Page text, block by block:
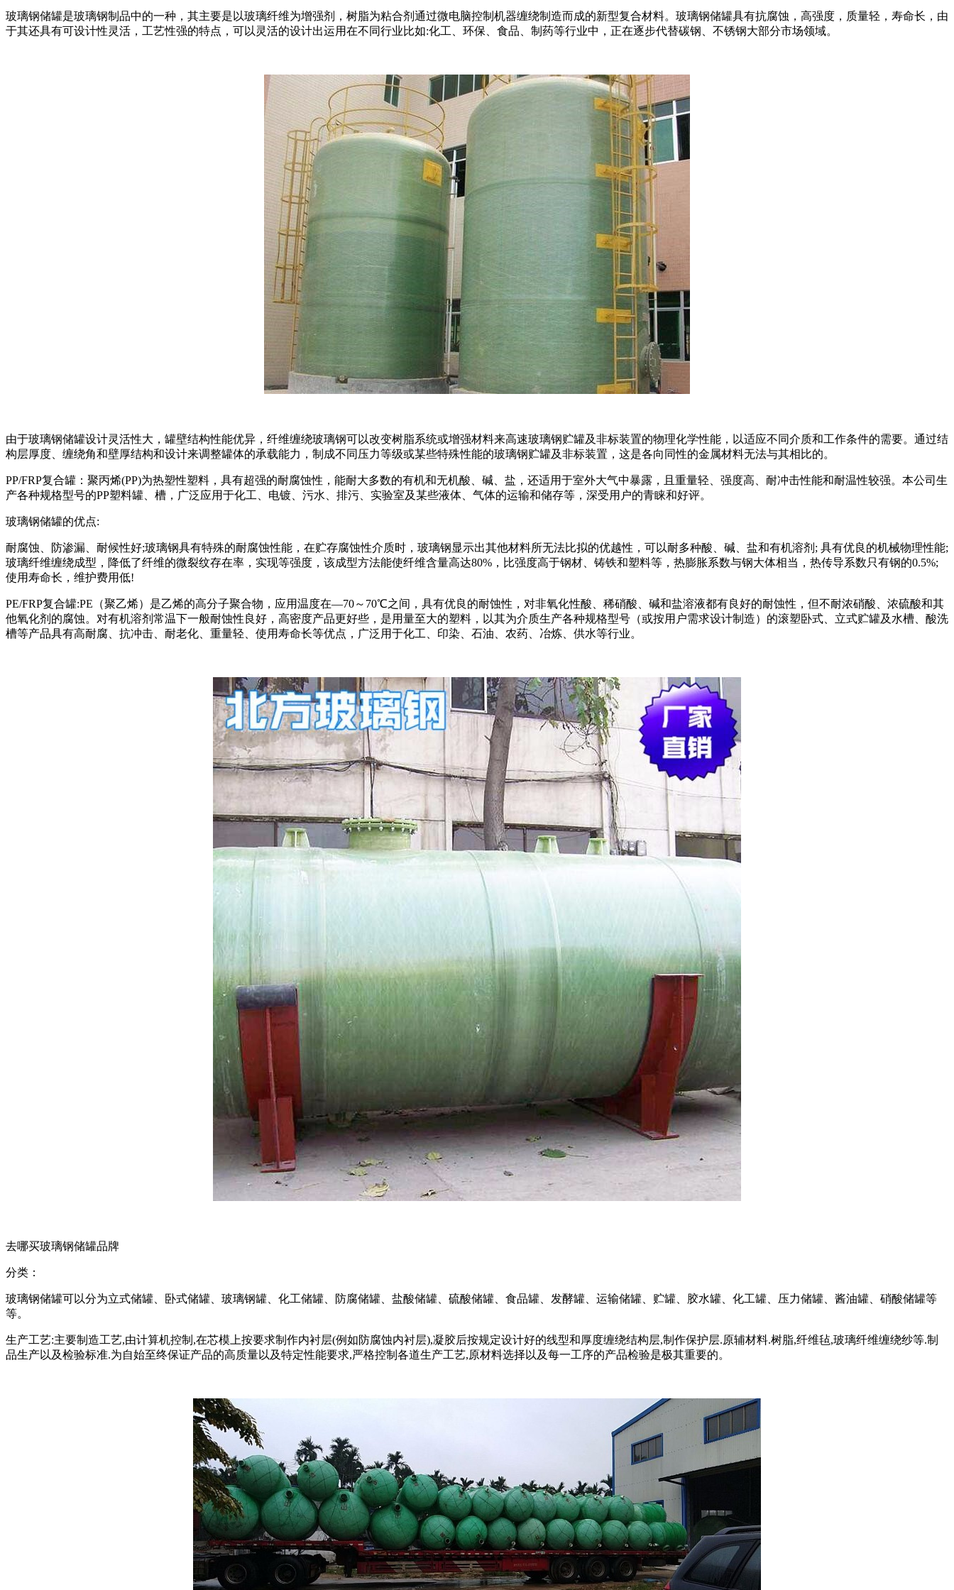
玻璃钢储罐是玻璃钢制品中的一种，其主要是以玻璃纤维为增强剂，树脂为粘合剂通过微电脑控制机器缠绕制造而成的新型复合材料。玻璃钢储罐具有抗腐蚀，高强度，质量轻，寿命长，由
于其还具有可设计性灵活，工艺性强的特点，可以灵活的设计出运用在不同行业比如:化工、环保、食品、制药等行业中，正在逐步代替碳钢、不锈钢大部分市场领域。
由于玻璃钢储罐设计灵活性大，罐壁结构性能优异，纤维缠绕玻璃钢可以改变树脂系统或增强材料来高速玻璃钢贮罐及非标装置的物理化学性能，以适应不同介质和工作条件的需要。通过结
构层厚度、缠绕角和壁厚结构和设计来调整罐体的承载能力，制成不同压力等级或某些特殊性能的玻璃钢贮罐及非标装置，这是各向同性的金属材料无法与其相比的。
PP/FRP复合罐：聚丙烯(PP)为热塑性塑料，具有超强的耐腐蚀性，能耐大多数的有机和无机酸、碱、盐，还适用于室外大气中暴露，且重量轻、强度高、耐冲击性能和耐温性较强。本公司生
产各种规格型号的PP塑料罐、槽，广泛应用于化工、电镀、污水、排污、实验室及某些液体、气体的运输和储存等，深受用户的青睐和好评。
玻璃钢储罐的优点:
耐腐蚀、防渗漏、耐候性好;玻璃钢具有特殊的耐腐蚀性能，在贮存腐蚀性介质时，玻璃钢显示出其他材料所无法比拟的优越性，可以耐多种酸、碱、盐和有机溶剂; 具有优良的机械物理性能;
玻璃纤维缠绕成型，降低了纤维的微裂纹存在率，实现等强度，该成型方法能使纤维含量高达80%，比强度高于钢材、铸铁和塑料等，热膨胀系数与钢大体相当，热传导系数只有钢的0.5%;
使用寿命长，维护费用低!
PE/FRP复合罐:PE（聚乙烯）是乙烯的高分子聚合物，应用温度在—70～70℃之间，具有优良的耐蚀性，对非氧化性酸、稀硝酸、碱和盐溶液都有良好的耐蚀性，但不耐浓硝酸、浓硫酸和其
他氧化剂的腐蚀。对有机溶剂常温下一般耐蚀性良好，高密度产品更好些，是用量至大的塑料，以其为介质生产各种规格型号（或按用户需求设计制造）的滚塑卧式、立式贮罐及水槽、酸洗
槽等产品具有高耐腐、抗冲击、耐老化、重量轻、使用寿命长等优点，广泛用于化工、印染、石油、农药、冶炼、供水等行业。
去哪买玻璃钢储罐品牌
分类：
玻璃钢储罐可以分为立式储罐、卧式储罐、玻璃钢罐、化工储罐、防腐储罐、盐酸储罐、硫酸储罐、食品罐、发酵罐、运输储罐、贮罐、胶水罐、化工罐、压力储罐、酱油罐、硝酸储罐等
等。
生产工艺:主要制造工艺,由计算机控制,在芯模上按要求制作内衬层(例如防腐蚀内衬层),凝胶后按规定设计好的线型和厚度缠绕结构层,制作保护层.原辅材料.树脂,纤维毡,玻璃纤维缠绕纱等.制
品生产以及检验标准.为自始至终保证产品的高质量以及特定性能要求,严格控制各道生产工艺,原材料选择以及每一工序的产品检验是极其重要的。